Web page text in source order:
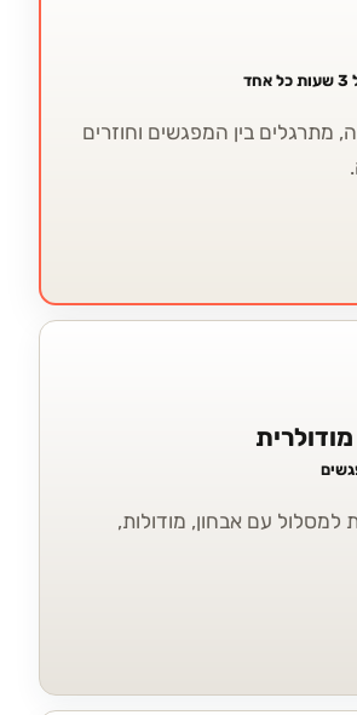
מתרגלים בין המפגשים וחוזרים
למסלול עם אבחון, מודולות,